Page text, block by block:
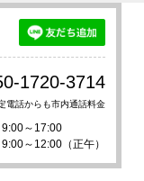
1720-3714
電話からも市内通話料金
9:00～17:00
9:00～12:00（正午）